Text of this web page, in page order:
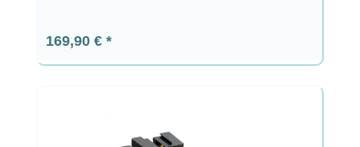
Prix régulier :
169,90 €